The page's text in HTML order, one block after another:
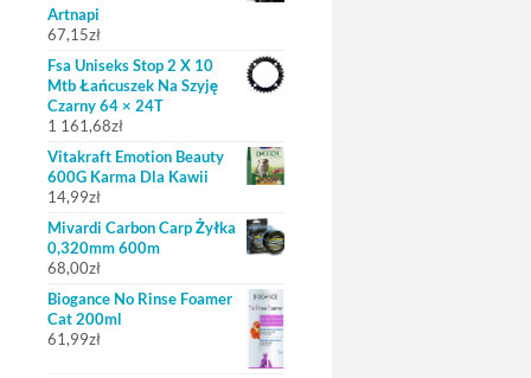
Artnapi
67,15zł
Fsa Uniseks Stop 2 X 10
Mtb Łańcuszek Na Szyję
Czarny 64 × 24T
1 161,68zł
Vitakraft Emotion Beauty
600G Karma Dla Kawii
14,99zł
Mivardi Carbon Carp Żyłka
0,320mm 600m
68,00zł
Biogance No Rinse Foamer
Cat 200ml
61,99zł